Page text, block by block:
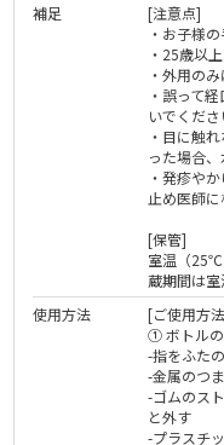
補足
[注意点]
・お子様
・25歳以
・外用の
・誤って
いでくだ
・目に触
った場合
・発疹や
止め医師
[保管]
室温（25℃
蔵期間は
使用方法
[ご使用方
① ボトル
-指をふた
-金属のつ
-ゴムのス
と外す
-プラスチ